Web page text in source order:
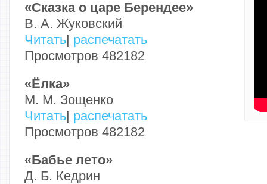
«Сказка о царе Берендее»
В. А. Жуковский
Читать распечатать
Просмотров 482182
«Ёлка»
М. М. Зощенко
Читать распечатать
Просмотров 482182
«Бабье лето»
Д. Б. Кедрин